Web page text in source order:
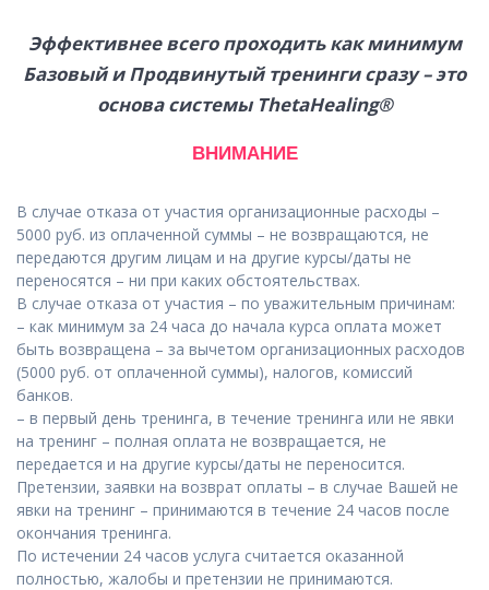
Эффективнее всего проходить как минимум
Базовый и Продвинутый тренинги сразу – это
основа системы ThetaHealing®
ВНИМАНИЕ
В случае отказа от участия организационные расходы –
5000 руб. из оплаченной суммы – не возвращаются, не
передаются другим лицам и на другие курсы/даты не
переносятся – ни при каких обстоятельствах.
В случае отказа от участия – по уважительным причинам:
– как минимум за 24 часа до начала курса оплата может
быть возвращена – за вычетом организационных расходов
(5000 руб. от оплаченной суммы), налогов, комиссий
банков.
– в первый день тренинга, в течение тренинга или не явки
на тренинг – полная оплата не возвращается, не
передается и на другие курсы/даты не переносится.
Претензии, заявки на возврат оплаты – в случае Вашей не
явки на тренинг – принимаются в течение 24 часов после
окончания тренинга.
По истечении 24 часов услуга считается оказанной
полностью, жалобы и претензии не принимаются.